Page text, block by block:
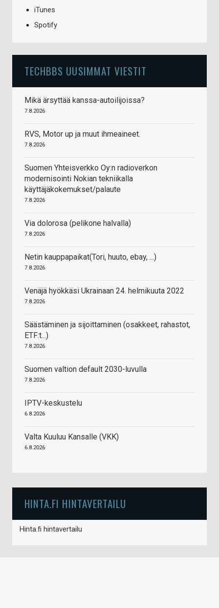
iTunes
Spotify
TECHBBS UUSIMMAT VIESTIT
Mikä ärsyttää kanssa-autoilijoissa?
7.8.2026
RVS, Motor up ja muut ihmeaineet.
7.8.2026
Suomen Yhteisverkko Oy:n radioverkon
modernisointi Nokian tekniikalla
käyttäjäkokemukset/palaute
7.8.2026
Via dolorosa (pelikone halvalla)
7.8.2026
Netin kauppapaikat(Tori, huuto, ebay, ...)
7.8.2026
Venäjä hyökkäsi Ukrainaan 24. helmikuuta 2022
7.8.2026
Säästäminen ja sijoittaminen (osakkeet, rahastot,
ETF:t...)
7.8.2026
Suomen valtion default 2030-luvulla
7.8.2026
IPTV-keskustelu
6.8.2026
Valta Kuuluu Kansalle (VKK)
6.8.2026
HINTA.FI HINTAVERTAILU
Hinta.fi hintavertailu